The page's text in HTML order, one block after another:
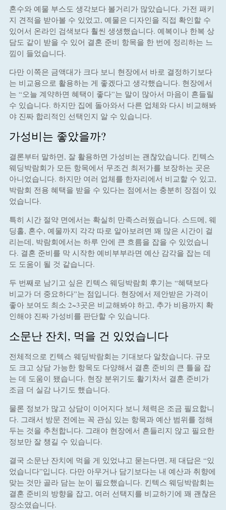
혼수와 예물 부스도 생각보다 볼거리가 많았습니다. 가전 패키
지 견적을 받아볼 수 있었고, 예물은 디자인을 직접 확인할 수
있어서 온라인 검색보다 훨씬 생생했습니다. 예복이나 한복 상
담도 같이 받을 수 있어 결혼 준비 항목을 한 번에 정리하는 느
낌이 들었습니다.
다만 이쪽은 금액대가 크다 보니 현장에서 바로 결정하기보다
는 비교용으로 활용하는 게 좋겠다고 생각했습니다. 현장에서
는 “오늘 계약하면 혜택이 좋다”는 말이 많아서 마음이 흔들릴
수 있습니다. 하지만 집에 돌아와서 다른 업체와 다시 비교해봐
야 진짜 합리적인 선택인지 알 수 있습니다.
가성비는 좋았을까?
결론부터 말하면, 잘 활용하면 가성비는 괜찮았습니다. 킨텍스
웨딩박람회가 모든 항목에서 무조건 최저가를 보장하는 곳은
아니었습니다. 하지만 여러 업체를 한자리에서 비교할 수 있고,
박람회 전용 혜택을 받을 수 있다는 점에서는 충분히 장점이 있
었습니다.
특히 시간 절약 면에서는 확실히 만족스러웠습니다. 스드메, 웨
딩홀, 혼수, 예물까지 각각 따로 알아보려면 꽤 많은 시간이 걸
리는데, 박람회에서는 하루 안에 큰 흐름을 잡을 수 있었습니
다. 결혼 준비를 막 시작한 예비부부라면 예산 감각을 잡는 데
도 도움이 될 것 같습니다.
두 번째로 남기고 싶은 킨텍스 웨딩박람회 후기는 “혜택보다
비교가 더 중요하다”는 점입니다. 현장에서 제안받은 가격이
좋아 보여도 최소 2~3곳은 비교해봐야 하고, 추가 비용까지 확
인해야 진짜 가성비를 판단할 수 있습니다.
소문난 잔치, 먹을 건 있었습니다
전체적으로 킨텍스 웨딩박람회는 기대보다 알찼습니다. 규모
도 크고 상담 가능한 항목도 다양해서 결혼 준비의 큰 틀을 잡
는 데 도움이 됐습니다. 현장 분위기도 활기차서 결혼 준비가
조금 더 실감 나기도 했습니다.
물론 정보가 많고 상담이 이어지다 보니 체력은 조금 필요합니
다. 그래서 방문 전에는 꼭 관심 있는 항목과 예산 범위를 정해
두는 것을 추천합니다. 그래야 현장에서 흔들리지 않고 필요한
정보만 잘 챙길 수 있습니다.
결국 소문난 잔치에 먹을 게 있었냐고 묻는다면, 제 대답은 “있
었습니다”입니다. 다만 아무거나 담기보다는 내 예산과 취향에
맞는 것만 골라 담는 눈이 필요했습니다. 킨텍스 웨딩박람회는
결혼 준비의 방향을 잡고, 여러 선택지를 비교하기에 꽤 괜찮은
장소였습니다.